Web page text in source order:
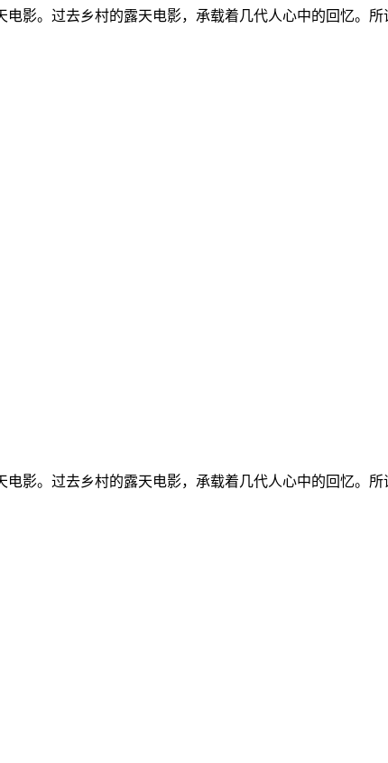
影。过去乡村的露天电影，承载着几代人心中的回忆。所
影。过去乡村的露天电影，承载着几代人心中的回忆。所